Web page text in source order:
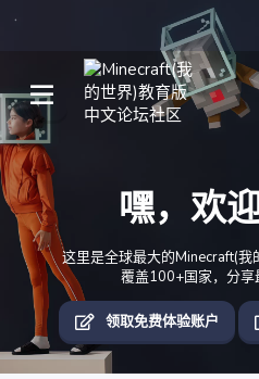
嘿，欢
这里是全球最大的Minecraft(我
覆盖100+国家，分享
领取免费体验账户